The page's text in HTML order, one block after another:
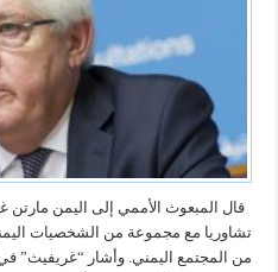
قال المبعوث الأممي إلى اليمن مارتن
تشاوريا مع مجموعة من الشخصيات
من المجتمع اليمني. وأشار “غريفيث”